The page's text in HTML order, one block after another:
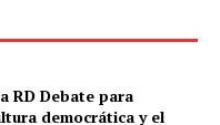
RD Debate para
democrática y el